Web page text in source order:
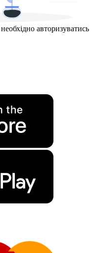
авторизуватись